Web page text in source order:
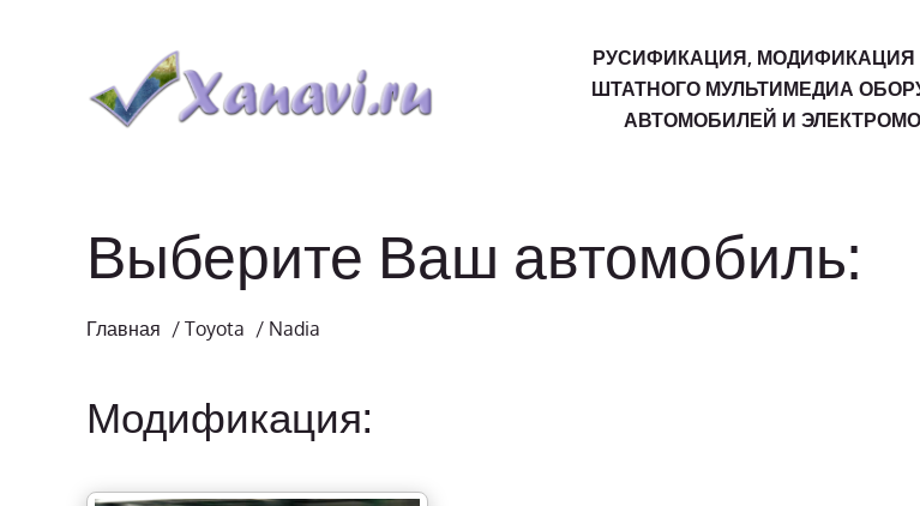
РУСИФИКАЦИЯ, МОДИФИКАЦИЯ
ШТАТНОГО МУЛЬТИМЕДИА
АВТОМОБИЛЕЙ И
Выберите Ваш автомобиль:
Главная / Toyota / Nadia
Модификация: